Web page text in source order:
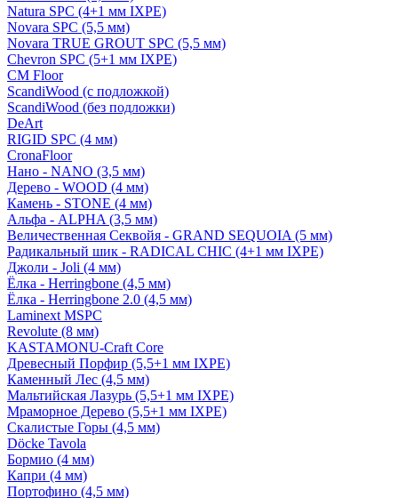
Natura SPC (4+1 мм IXPE)
Novara SPC (5,5 мм)
Novara TRUE GROUT SPC (5,5 мм)
Chevron SPC (5+1 мм IXPE)
CM Floor
ScandiWood (с подложкой)
ScandiWood (без подложки)
DeArt
RIGID SPC (4 мм)
CronaFloor
Нано - NANO (3,5 мм)
Дерево - WOOD (4 мм)
Камень - STONE (4 мм)
Альфа - ALPHA (3,5 мм)
Величественная Секвойя - GRAND SEQUOIA (5 мм)
Радикальный шик - RADICAL CHIC (4+1 мм IXPE)
Джоли - Joli (4 мм)
Ёлка - Herringbone (4,5 мм)
Ёлка - Herringbone 2.0 (4,5 мм)
Laminext MSPC
Revolute (8 мм)
KASTAMONU-Craft Core
Древесный Порфир (5,5+1 мм IXPE)
Каменный Лес (4,5 мм)
Мальтийская Лазурь (5,5+1 мм IXPE)
Мраморное Дерево (5,5+1 мм IXPE)
Скалистые Горы (4,5 мм)
Döcke Tavola
Бормио (4 мм)
Капри (4 мм)
Портофино (4,5 мм)